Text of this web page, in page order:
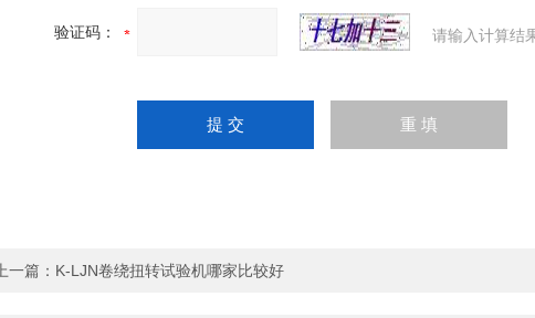
验证码： 请输入计算结
上一篇： K-LJN卷绕扭转试验机哪家比较好